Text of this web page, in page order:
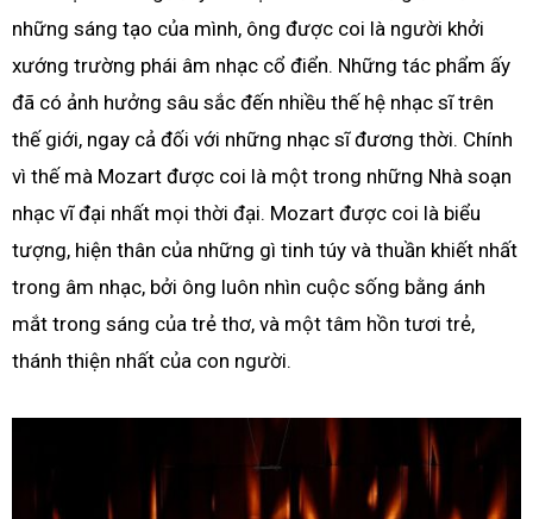
những sáng tạo của mình, ông được coi là người khởi
xướng trường phái âm nhạc cổ điển. Những tác phẩm ấy
đã có ảnh hưởng sâu sắc đến nhiều thế hệ nhạc sĩ trên
thế giới, ngay cả đối với những nhạc sĩ đương thời. Chính
vì thế mà Mozart được coi là một trong những Nhà soạn
nhạc vĩ đại nhất mọi thời đại. Mozart được coi là biểu
tượng, hiện thân của những gì tinh túy và thuần khiết nhất
trong âm nhạc, bởi ông luôn nhìn cuộc sống bằng ánh
mắt trong sáng của trẻ thơ, và một tâm hồn tươi trẻ,
thánh thiện nhất của con người.